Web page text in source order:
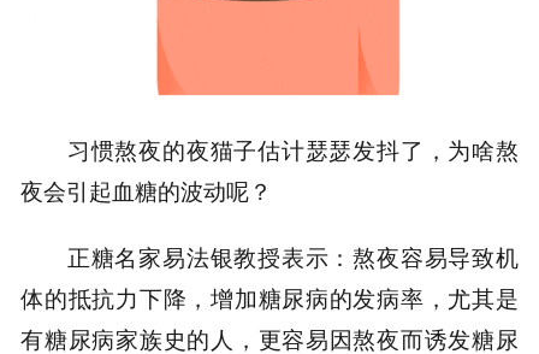
习惯熬夜的夜猫子估计瑟瑟发抖了，为啥熬
夜会引起血糖的波动呢？
正糖名家易法银教授表示：熬夜容易导致机
体的抵抗力下降，增加糖尿病的发病率，尤其是
有糖尿病家族史的人，更容易因熬夜而诱发糖尿